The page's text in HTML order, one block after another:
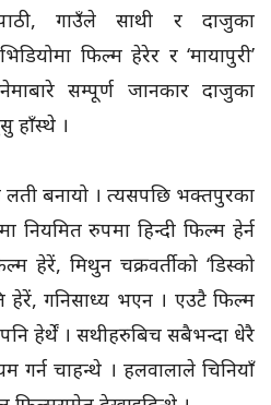
गाउँले साथी र दाजुका
फिल्म हेरेर र ‘मायापुरी’
सम्पूर्ण जानकार दाजुका
हाँस्थे ।
लती बनायो । त्यसपछि भक्तपुरका
नियमित रुपमा हिन्दी फिल्म हेर्न
हेरें, मिथुन चक्रवर्तीको ‘डिस्को
हेरें, गनिसाध्य भएन । एउटै फिल्म
हेर्थें । सथीहरुबिच सबैभन्दा धेरै
गर्न चाहन्थे । हलवालाले चिनियाँ